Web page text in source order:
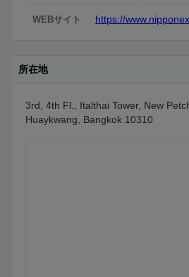
WEBサイト https://
所在地
3rd, 4th Fl., Italthai Tower, New
Huaykwang, Bangkok 10310